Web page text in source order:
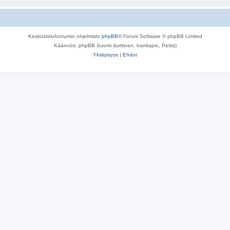
Keskustelufoorumin ohjelmisto phpBB® Forum Software © phpBB Limited
Käännös: phpBB Suomi (lurttinen, harritapio, Pettis)
Yksityisyys
Ehdot